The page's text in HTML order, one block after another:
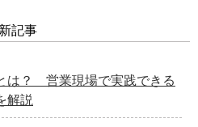
記事
は？ 営業現場で実践できる
解説